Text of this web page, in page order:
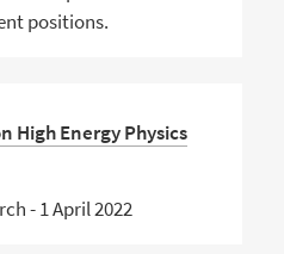
positions.
High Energy Physics
- 1 April 2022